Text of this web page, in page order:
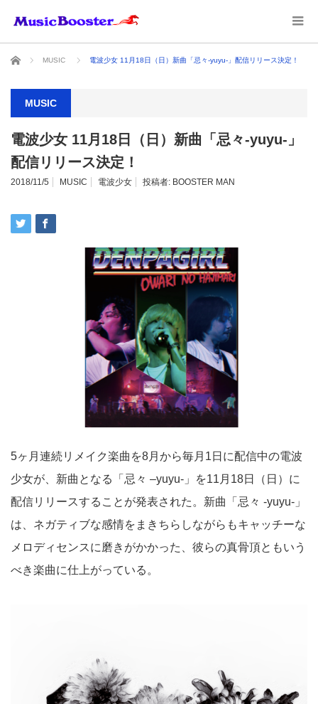
ホーム MUSIC 電波少女 11月18日（日）新曲「忌々-yuyu-」配信リリース決定！
MUSIC
電波少女 11月18日（日）新曲「忌々-yuyu-」
配信リリース決定！
2018/11/5 MUSIC 電波少女 投稿者: BOOSTER MAN
5ヶ月連続リメイク楽曲を8月から毎月1日に配信中の電波
少女が、新曲となる「忌々 –yuyu-」を11月18日（日）に
配信リリースすることが発表された。新曲「忌々 -yuyu-」
は、ネガティブな感情をまきちらしながらもキャッチーな
メロディセンスに磨きがかかった、彼らの真骨頂ともいう
べき楽曲に仕上がっている。